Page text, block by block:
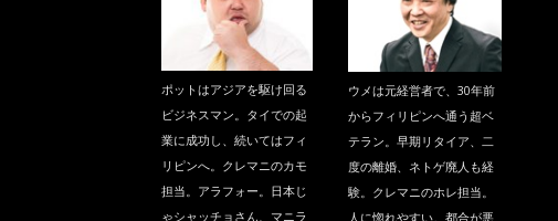
ポットはアジアを駆け回る
ビジネスマン。タイでの起
業に成功し、続いてはフィ
リピンへ。クレマニのカモ
担当。アラフォー。日本じ
ゃシャッチョさん、マニラ
ウメは元経営者で、30年前
からフィリピンへ通う超ベ
テラン。早期リタイア、二
度の離婚、ネトゲ廃人も経
験。クレマニのホレ担当。